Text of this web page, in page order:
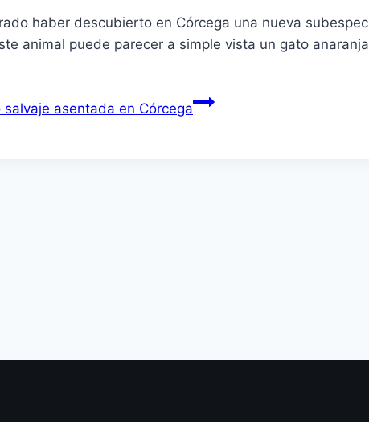
haber descubierto en Córcega una nueva
animal puede parecer a simple vista un gato
salvaje asentada en Córcega